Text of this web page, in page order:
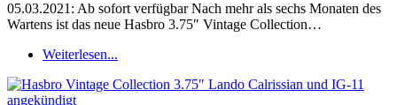
05.03.2021: Ab sofort verfügbar Nach mehr als sechs Monaten des
Wartens ist das neue Hasbro 3.75″ Vintage Collection…
Weiterlesen...